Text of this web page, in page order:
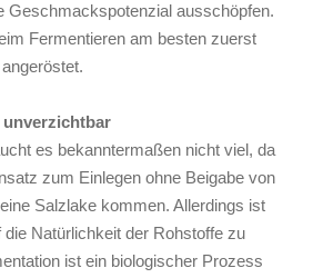
Geschmackspotenzial ausschöpfen.
Fermentieren am besten zuerst
es bekanntermaßen nicht viel, da
zum Einlegen ohne Beigabe von
Salzlake kommen. Allerdings ist
die Natürlichkeit der Rohstoffe zu
ist ein biologischer Prozess